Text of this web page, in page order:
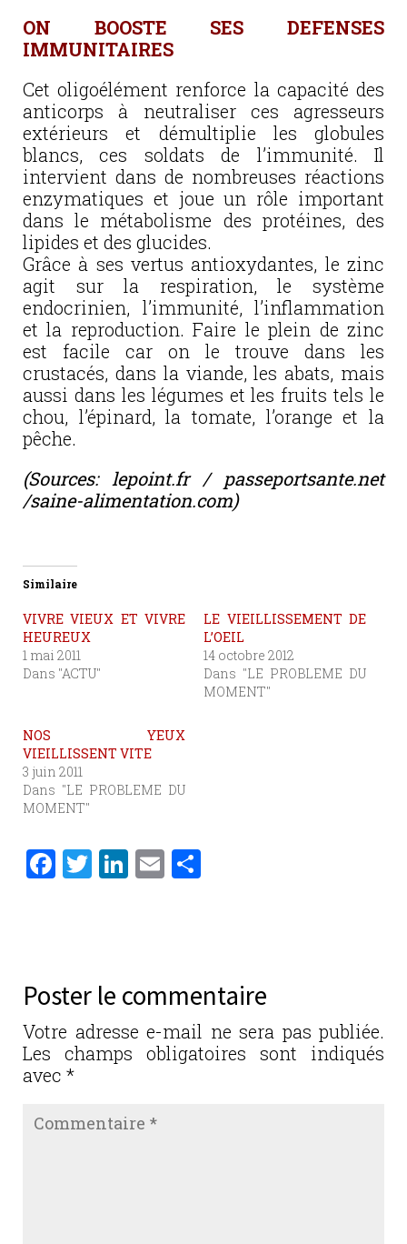
ON BOOSTE SES DEFENSES
IMMUNITAIRES
Cet oligoélément renforce la capacité des
anticorps à neutraliser ces agresseurs
extérieurs et démultiplie les globules
blancs, ces soldats de l’immunité. Il
intervient dans de nombreuses réactions
enzymatiques et joue un rôle important
dans le métabolisme des protéines, des
lipides et des glucides.
Grâce à ses vertus antioxydantes, le zinc
agit sur la respiration, le système
endocrinien, l’immunité, l’inflammation
et la reproduction. Faire le plein de zinc
est facile car on le trouve dans les
crustacés, dans la viande, les abats, mais
aussi dans les légumes et les fruits tels le
chou, l’épinard, la tomate, l’orange et la
pêche.
(Sources: lepoint.fr / passeportsante.net
/saine-alimentation.com)
Similaire
VIVRE VIEUX ET VIVRE
HEUREUX
1 mai 2011
Dans "ACTU"
LE VIEILLISSEMENT DE
L’OEIL
14 octobre 2012
Dans "LE PROBLEME DU
MOMENT"
NOS YEUX
VIEILLISSENT VITE
3 juin 2011
Dans "LE PROBLEME DU
MOMENT"
F
b
o
o
k
T
r
Li
n
E
er
Poster le commentaire
Votre adresse e-mail ne sera pas publiée.
Les champs obligatoires sont indiqués
avec *